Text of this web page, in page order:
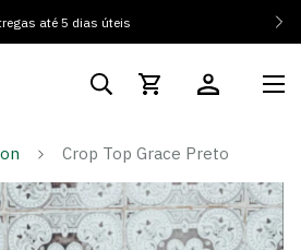
até 5 dias úteis
Crop Top Grace Preto